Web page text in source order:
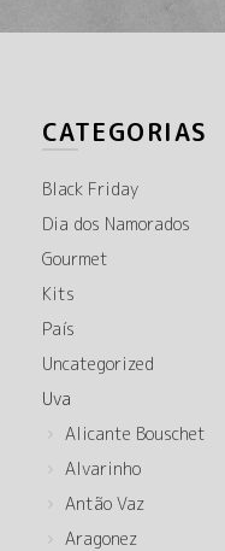
CATEGORIAS
Black Friday
Dia dos Namorados
Gourmet
Kits
País
Uncategorized
Uva
Alicante Bouschet
Alvarinho
Antão Vaz
Aragonez